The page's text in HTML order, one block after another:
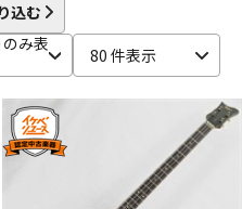
ウクレレ
パーカッション
込む
み表
80 件表示